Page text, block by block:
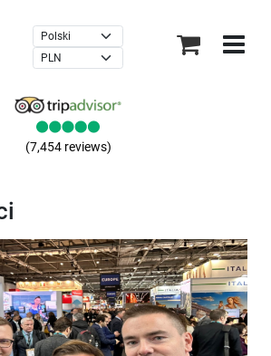
(7,454 reviews)